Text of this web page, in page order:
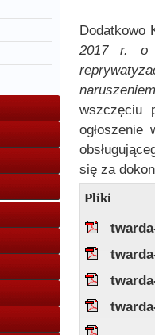
Dodatkowo
2017 r. o
wszczęciu
się za
Pliki